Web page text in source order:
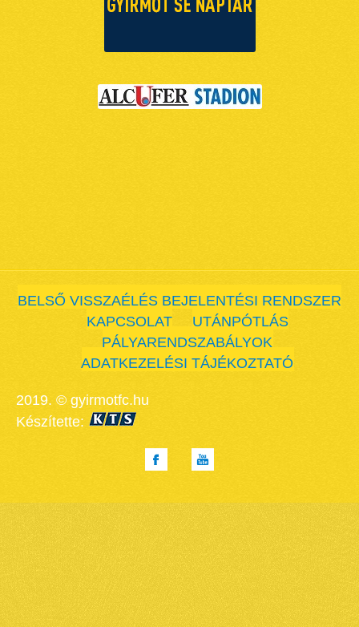
BELSŐ VISSZAÉLÉS BEJELENTÉSI RENDSZER
KAPCSOLAT
UTÁNPÓTLÁS
PÁLYARENDSZABÁLYOK
ADATKEZELÉSI TÁJÉKOZTATÓ
2019. © gyirmotfc.hu
Készítette: